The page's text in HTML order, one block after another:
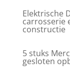
Elektrische
carrosserie
constructie
5 stuks
gesloten